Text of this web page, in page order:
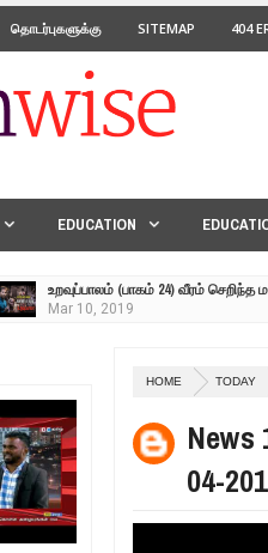
தொடர்புகளுக்கு SITEMAP 404
EDUCATION
உறவுப்பாலம் (பாகம் 24) வீரம்
Mar 10, 2019
மக்கள் போராட்டம் ஜெனீவாவிலிருந்து
Mar
MORE INTERNATIONAL NGOS
Feb
நிர்க்கதி ஆக்கப்பட்டவர்களின்
HOME TODAY
News
04-